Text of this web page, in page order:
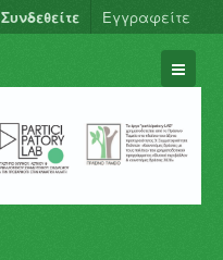
Συνδεθείτε Εγγραφείτε